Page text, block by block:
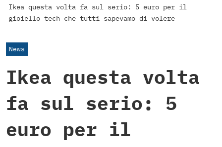
Ikea questa volta fa sul serio: 5 euro per il
gioiello tech che tutti sapevamo di volere
News
Ikea questa volta
fa sul serio: 5
euro per il